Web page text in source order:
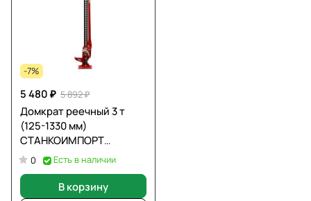
-7%
5 480 ₽ 5 892 ₽
Домкрат реечный 3 т
(125-1330 мм)
СТАНКОИМПОРТ
TRA8485
0 Есть в наличии
В корзину